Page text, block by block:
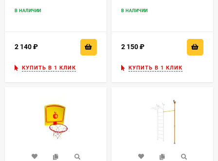
В НАЛИЧИИ
2 140
КУПИТЬ В 1 КЛИК
В НАЛИЧИИ
2 150
КУПИТЬ В 1 КЛИК